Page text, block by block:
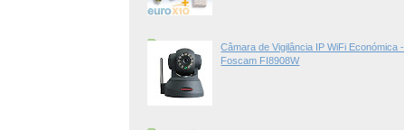
Câmara de Vigilância IP WiFi Económica -
Foscam FI8908W